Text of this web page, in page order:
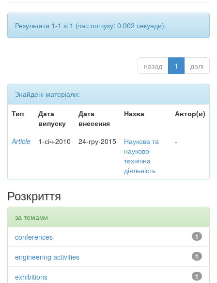
Результати 1-1 зі 1 (час пошуку: 0.002 секунди).
назад 1 далі
Знайдені матеріали:
Тип
Дата
випуску
Дата
внесення
Назва Автор(и)
Article 1-січ-2010 24-гру-2015
Наукова та
науково-
технічна
діяльність
-
Розкриття
за темами
1
conferences
1
engineering activities
1
exhibitions